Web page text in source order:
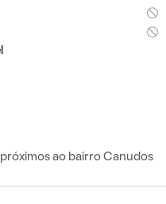
ao bairro Canudos